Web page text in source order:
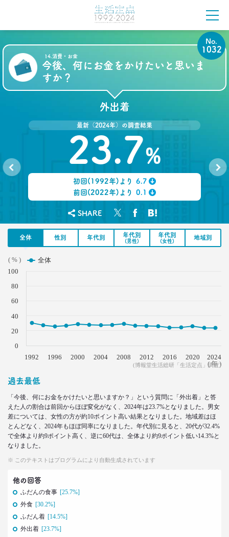
生活総研 上席研究員/コピーライター
奥田民生は「おじさん」を
ユニコーンの武器にした
–日経クロストレンド 連載⑯–
生活総研 上席研究員/コピーライター
40代おじさん・ロンブー淳 人生満点じゃない理由
は日光東照宮？
–日経クロストレンド 連載⑮–
生活総研 上席研究員/コピーライター
前沢 裕文
ロンブー田村淳が思う「かっこいい40代おじさん」
–日経クロストレンド 連載⑭–
生活総研 上席研究員/コピーライター
前沢 裕文
前沢 裕文
Z世代とシニア、上司と部下の板挟みで、40代おじ
前沢 裕文
2021.07.06
40代おじさんはキス派？ラブレター派？ 二択から
–日経クロストレンド 連載⑪–
2021.05.31
40代おじさんの生き様は「30点」？
精神科医による処方箋
–日経クロストレンド 連載⑩–
14.消費・お金
今後、何にお金をかけたいと思いま
すか？
No.
1032
外出着
最新（2024年）の調査結果
23.7%
初回(1992年)より
6.7
前回(2022年)より
0.1
SHARE
全体 性別 年代別 年代別
(男性)
年代別
(女性)
地域別
( 年 )
( % )
(博報堂生活総研「生活定点」調査)
全体
1992 1996 2000 2004 2008 2012 2016 2020 2024
0
20
40
60
80
100
過去最低
「今後、何にお金をかけたいと思いますか？」という質問に「外出着」と答
えた人の割合は前回からほぼ変化がなく、2024年は23.7%となりました。男女
差については、女性の方が約10ポイント高い結果となりました。地域差はほ
とんどなく、2024年もほぼ同率になりました。年代別に見ると、20代が32.4%
で全体より約9ポイント高く、逆に60代は、全体より約9ポイント低い14.3%と
なりました。
※ このテキストはプログラムにより自動生成されています
他の回答
ふだんの食事 [25.7%]
外食 [30.2%]
ふだん着 [14.5%]
外出着 [23.7%]